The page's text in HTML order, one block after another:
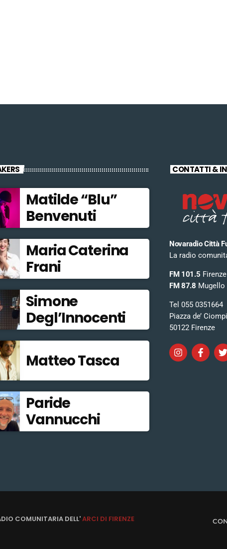
Matilde “Blu”
Benvenuti
Maria Caterina
Frani
Simone
Degl’Innocenti
Matteo Tasca
Paride
Vannucchi
CONTATTI &
Novaradio Città
La radio
FM 101.5
FM 87.8 Mugello
Tel 055 0351664
Piazza de’
50122 Firenze
COMUNITARIA DELL'ARCI DI FIRENZE